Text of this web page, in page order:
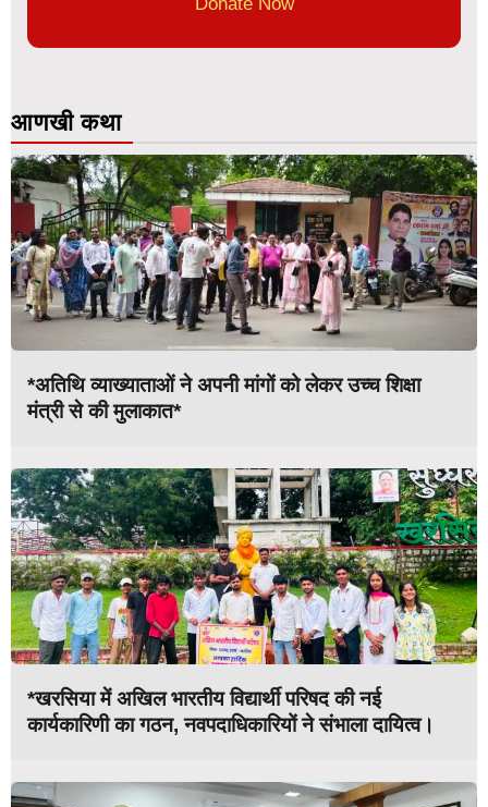
आणखी कथा
*अतिथि व्याख्याताओं ने अपनी मांगों को लेकर उच्च शिक्षा
मंत्री से की मुलाकात*
*खरसिया में अखिल भारतीय विद्यार्थी परिषद की नई
कार्यकारिणी का गठन, नवपदाधिकारियों ने संभाला दायित्व।